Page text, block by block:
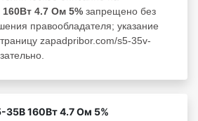
4.7 Ом 5% запрещено без
правообладателя; указание
zapadpribor.com/s5-35v-
35В 160Вт 4.7 Ом 5%